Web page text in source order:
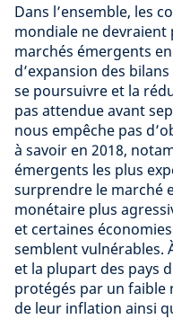
Dans l’ensemble, les
mondiale ne
marchés émergents
d’expansion des
se poursuivre et la
pas attendue avant
nous empêche pas
à savoir en 2018,
émergents les plus
surprendre le marché
monétaire plus
et certaines
semblent vulnérables.
et la plupart des pays
protégés par un faible
de leur inflation ainsi